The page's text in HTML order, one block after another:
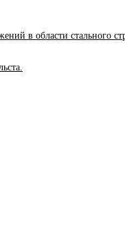
в области стального